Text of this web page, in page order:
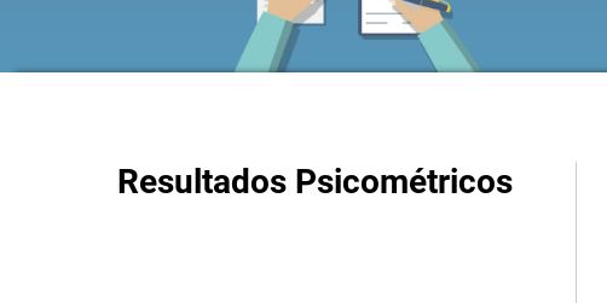
Resultados Psicométricos